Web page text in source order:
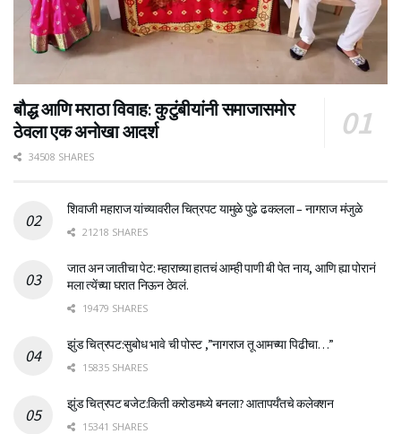
बौद्ध आणि मराठा विवाह: कुटुंबीयांनी समाजासमोर
ठेवला एक अनोखा आदर्श
34508 SHARES
शिवाजी महाराज यांच्यावरील चित्रपट यामुळे पुढे ढकलला – नागराज मंजुळे
21218 SHARES
जात अन जातीचा पेट: म्हाराच्या हातचं आम्ही पाणी बी पेत नाय, आणि ह्या पोरानं
मला त्येंच्या घरात निऊन ठेवलं.
19479 SHARES
झुंड चित्रपट:सुबोध भावे ची पोस्ट ,”नागराज तू आमच्या पिढीचा…”
15835 SHARES
झुंड चित्रपट बजेट:किती करोडमध्ये बनला? आतापर्यँतचे कलेक्शन
15341 SHARES